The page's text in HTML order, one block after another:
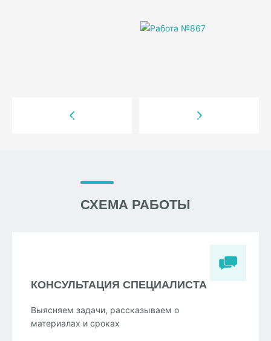
СХЕМА РАБОТЫ
КОНСУЛЬТАЦИЯ СПЕЦИАЛИСТА
Выясняем задачи, рассказываем о
материалах и сроках